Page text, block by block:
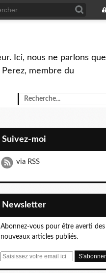
Ici, nous ne parlons que
membre du
Suivez-moi
via RSS
Newsletter
Abonnez-vous pour être averti des
nouveaux articles publiés.
E